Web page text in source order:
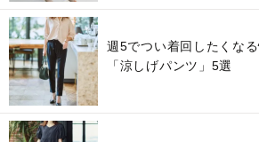
週5でつい着回したくな
「涼しげパンツ」5選